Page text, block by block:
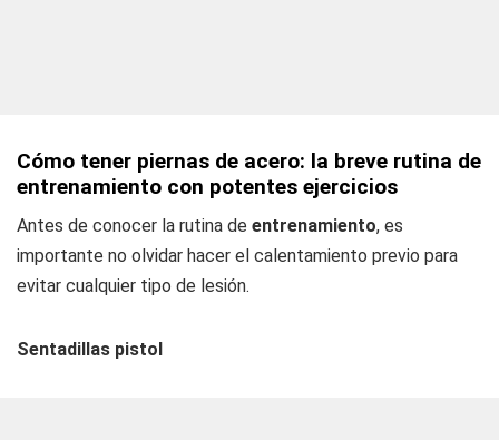
Cómo tener piernas de acero: la breve rutina de
entrenamiento con potentes ejercicios
Antes de conocer la rutina de entrenamiento, es
importante no olvidar hacer el calentamiento previo para
evitar cualquier tipo de lesión.
Sentadillas pistol